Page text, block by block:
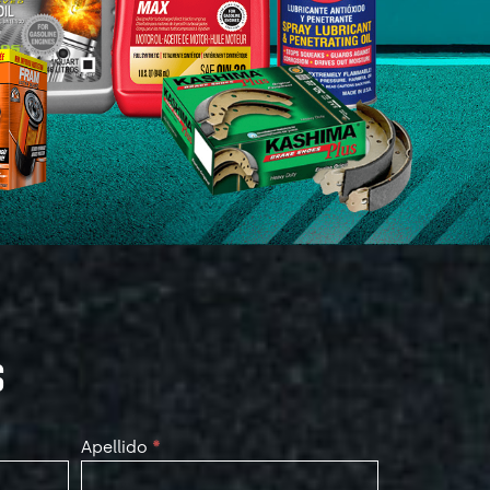
Apellido *